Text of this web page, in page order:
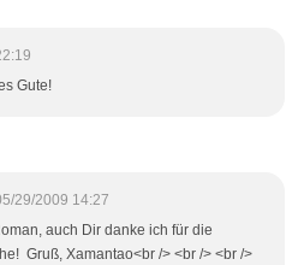
Gute!
29/2009 14:27
auch Dir danke ich für die
Gruß, Xamantao<br /> <br /> <br />